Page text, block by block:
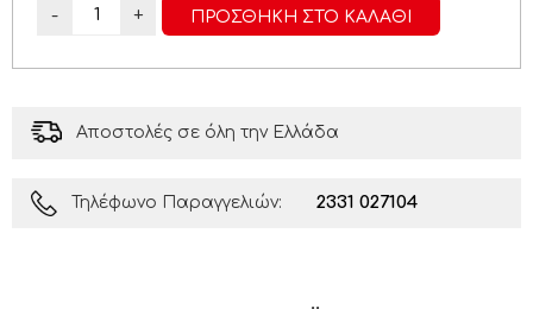
- + ΠΡΟΣΘΉΚΗ ΣΤΟ ΚΑΛΆΘΙ
Αποστολές σε όλη την Ελλάδα
Τηλέφωνο Παραγγελιών: 2331 027104